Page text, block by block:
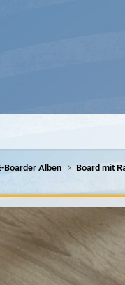
Boarder Alben Board mit